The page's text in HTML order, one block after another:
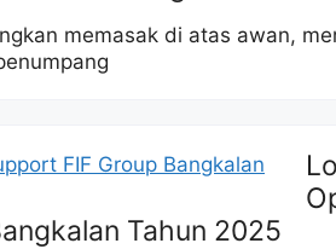
memasak di atas awan,
Tahun 2025